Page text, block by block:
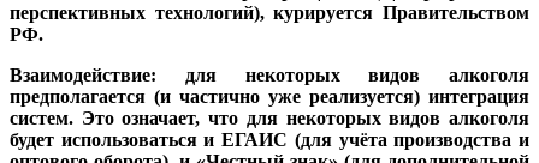
перспективных технологий), курируется Правительством
РФ.
Взаимодействие: для некоторых видов алкоголя
предполагается (и частично уже реализуется) интеграция
систем. Это означает, что для некоторых видов алкоголя
будет использоваться и ЕГАИС (для учёта производства и